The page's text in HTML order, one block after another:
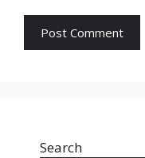
Search